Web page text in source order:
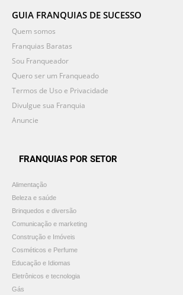
GUIA FRANQUIAS DE SUCESSO
Quem somos
Franquias Baratas
Sou Franqueador
Quero ser um Franqueado
Termos de Uso e Privacidade
Divulgue sua Franquia
Anuncie
FRANQUIAS POR SETOR
Alimentação
Beleza e saúde
Brinquedos e diversão
Comunicação e marketing
Construção e Imóveis
Cosméticos e Perfume
Educação e Idiomas
Eletrônicos e tecnologia
Gás